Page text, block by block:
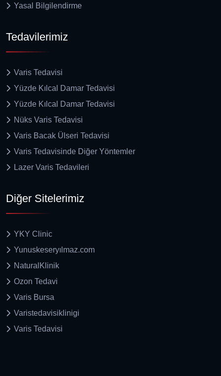
Yasal Bilgilendirme
Tedavilerimiz
Varis Tedavisi
Yüzde Kılcal Damar Tedavisi
Yüzde Kılcal Damar Tedavisi
Nüks Varis Tedavisi
Varis Bacak Ülseri Tedavisi
Varis Tedavisinde Diğer Yöntemler
Lazer Varis Tedavileri
Diğer Sitelerimiz
YKY Clinic
Yunuskeseryılmaz.com
NaturalKlinik
Ozon Tedavi
Varis Bursa
Varistedavisiklinigi
Varis Tedavisi